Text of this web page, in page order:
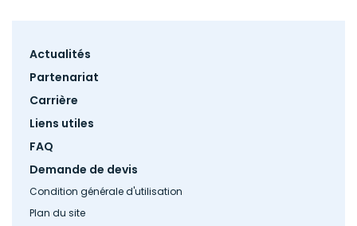
Footer
Actualités
Partenariat
Carrière
Liens utiles
FAQ
Demande de devis
Condition générale d'utilisation
Plan du site